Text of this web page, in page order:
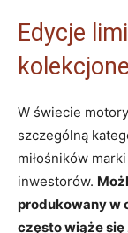
Edycje
W świecie
szczególną
miłośników
inwestorów.
produkowany w
często wiąże